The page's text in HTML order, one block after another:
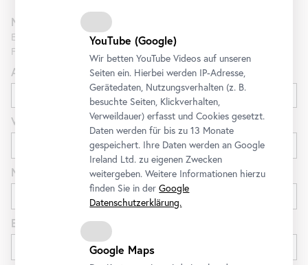
Newsletter
Erfahren Sie als Erste*r über neue Ausstellungen, Workshops,
Führungen und Aktionen des Belvedere.
Anrede
Vorname
Nachname
E-Mail
YouTube (Google)
Wir bettenYouTube Videos auf unseren
Seiten ein. Hierbei werden IP-Adresse,
Gerätedaten, Nutzungsverhalten (z. B.
besuchte Seiten, Klickverhalten,
Verweildauer) erfasst und Cookies gesetzt.
Daten werden für bis zu 13 Monate
gespeichert. Ihre Daten werden an Google
Ireland Ltd. zu eigenen Zwecken
weitergeben. Weitere Informationen hierzu
finden Sie in derGoogle
Datenschutzerklärung.
Google Maps